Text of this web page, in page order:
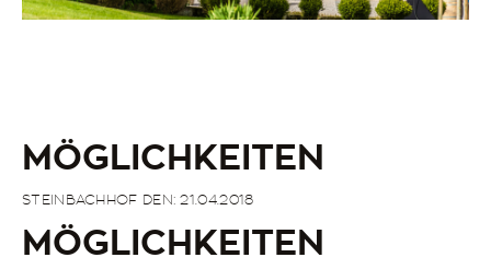
MÖGLICHKEITEN
STEINBACHHOF DEN: 21.04.2018
MÖGLICHKEITEN